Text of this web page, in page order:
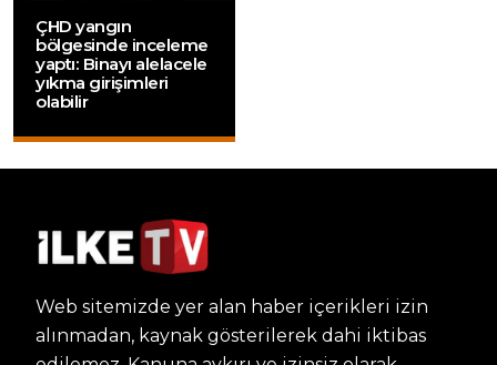
ÇHD yangın
bölgesinde inceleme
yaptı: Binayı alelacele
yıkma girişimleri
olabilir
Web sitemizde yer alan haber içerikleri izin
alınmadan, kaynak gösterilerek dahi iktibas